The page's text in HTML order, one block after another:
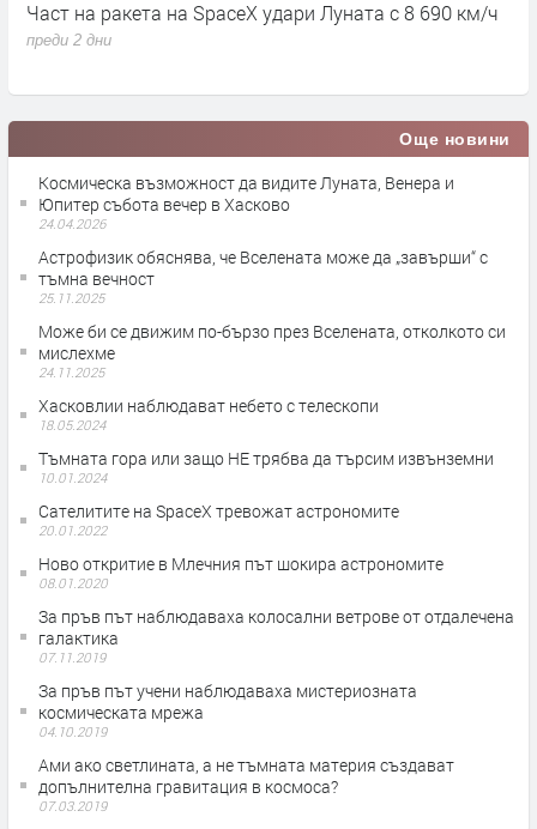
Част на ракета на SpaceX удари Луната с 8 690 км/ч
преди 2 дни
Още новини
Космическа възможност да видите Луната, Венера и
Юпитер събота вечер в Хасково
24.04.2026
Астрофизик обяснява, че Вселената може да „завърши“ с
тъмна вечност
25.11.2025
Може би се движим по-бързо през Вселената, отколкото си
мислехме
24.11.2025
Хасковлии наблюдават небето с телескопи
18.05.2024
Тъмната гора или защо НЕ трябва да търсим извънземни
10.01.2024
Сателитите на SpaceX тревожат астрономите
20.01.2022
Ново откритие в Млечния път шокира астрономите
08.01.2020
За пръв път наблюдаваха колосални ветрове от отдалечена
галактика
07.11.2019
За пръв път учени наблюдаваха мистериозната
космическата мрежа
04.10.2019
Ами ако светлината, а не тъмната материя създават
допълнителна гравитация в космоса?
07.03.2019